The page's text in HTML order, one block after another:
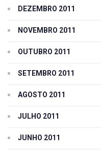
DEZEMBRO 2011
NOVEMBRO 2011
OUTUBRO 2011
SETEMBRO 2011
AGOSTO 2011
JULHO 2011
JUNHO 2011